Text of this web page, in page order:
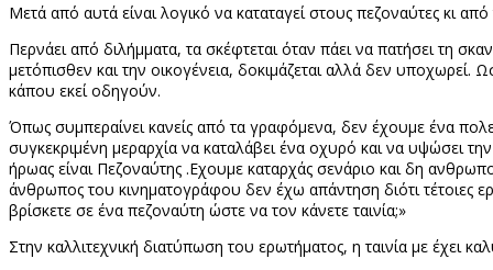
Μετά από αυτά είναι λογικό να καταταγεί στους πεζοναύτες κι
Περνάει από διλήμματα, τα σκέφτεται όταν πάει να πατήσει τη
μετόπισθεν και την οικογένεια, δοκιμάζεται αλλά δεν
κάπου εκεί οδηγούν.
Όπως συμπεραίνει κανείς από τα γραφόμενα, δεν έχουμε ένα
συγκεκριμένη μεραρχία να καταλάβει ένα οχυρό και να υψώσει
ήρωας είναι Πεζοναύτης .Εχουμε καταρχάς σενάριο και δη
άνθρωπος του κινηματογράφου δεν έχω απάντηση διότι τέτοιες
βρίσκετε σε ένα πεζοναύτη ώστε να τον κάνετε ταινία;»
Στην καλλιτεχνική διατύπωση του ερωτήματος, η ταινία με έχει